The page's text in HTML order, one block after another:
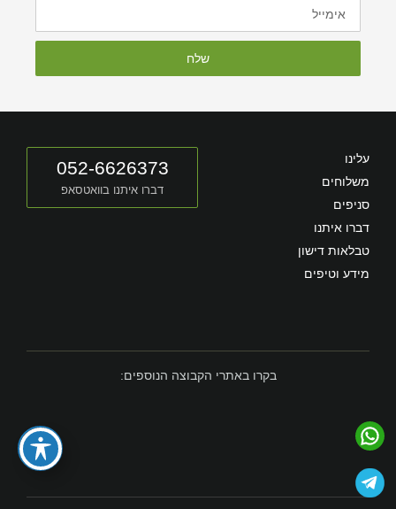
שלח
עלינו
משלוחים
סניפים
דברו איתנו
טבלאות דישון
מידע וטיפים
052-6626373
דברו איתנו בוואטסאפ
בקרו באתרי הקבוצה הנוספים: